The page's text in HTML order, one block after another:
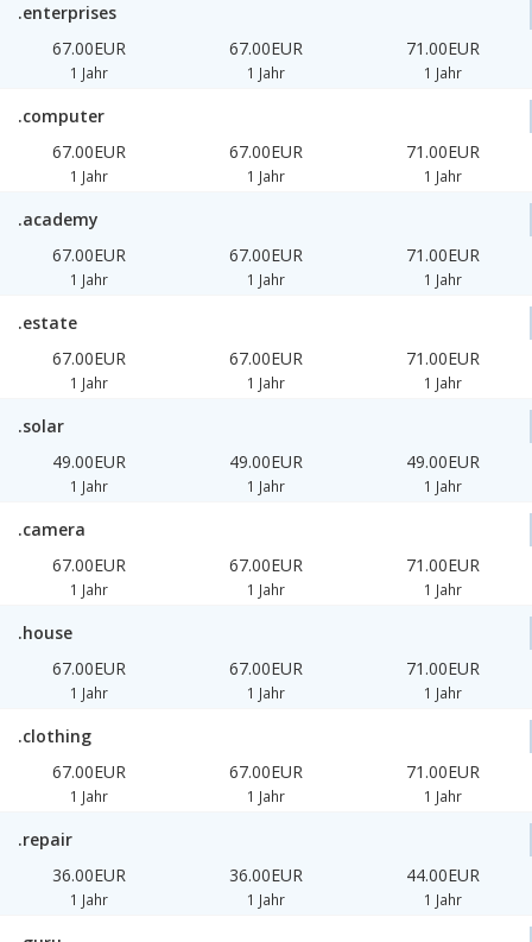
.enterprises
67.00EUR
1 Jahr
67.00EUR
1 Jahr
71.00EUR
1 Jahr
.computer
67.00EUR
1 Jahr
67.00EUR
1 Jahr
71.00EUR
1 Jahr
.academy
67.00EUR
1 Jahr
67.00EUR
1 Jahr
71.00EUR
1 Jahr
.estate
67.00EUR
1 Jahr
67.00EUR
1 Jahr
71.00EUR
1 Jahr
.solar
49.00EUR
1 Jahr
49.00EUR
1 Jahr
49.00EUR
1 Jahr
.camera
67.00EUR
1 Jahr
67.00EUR
1 Jahr
71.00EUR
1 Jahr
.house
67.00EUR
1 Jahr
67.00EUR
1 Jahr
71.00EUR
1 Jahr
.clothing
67.00EUR
1 Jahr
67.00EUR
1 Jahr
71.00EUR
1 Jahr
.repair
36.00EUR
1 Jahr
36.00EUR
1 Jahr
44.00EUR
1 Jahr